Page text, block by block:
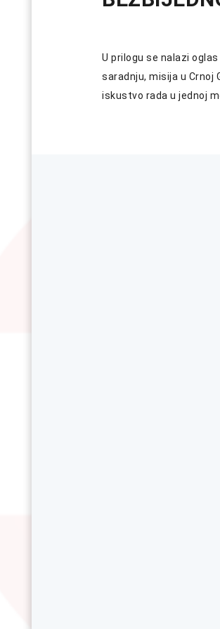
U prilogu se nalazi
saradnju, misija u Crnoj
iskustvo rada u jednoj